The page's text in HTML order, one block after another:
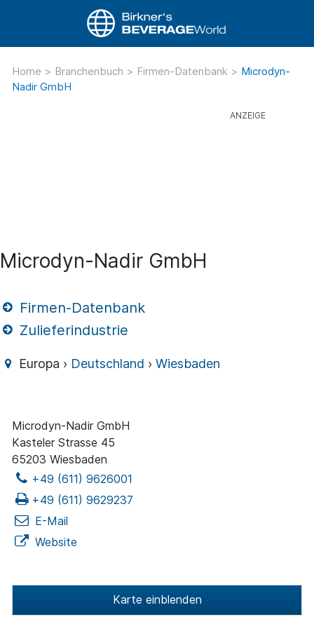
Home > Branchenbuch > Firmen-Datenbank > Microdyn-
Nadir GmbH
Microdyn-Nadir GmbH
Firmen-Datenbank
Zulieferindustrie
Europa › Deutschland ›Wiesbaden
Microdyn-Nadir GmbH
Kasteler Strasse 45
65203 Wiesbaden
+49 (611) 9626001
+49 (611) 9629237
E-Mail
Website
Karte einblenden